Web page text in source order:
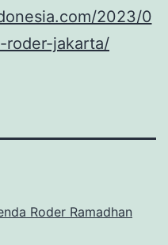
2023/0
roder-jakarta/
Roder Ramadhan